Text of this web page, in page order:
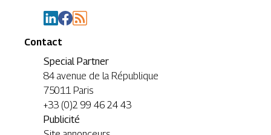
Contact
Special Partner
84 avenue de la République
75011 Paris
+33 (0)2 99 46 24 43
Publicité